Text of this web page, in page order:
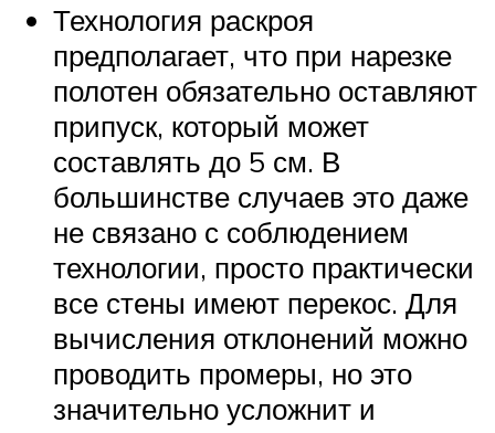
Технология раскроя
предполагает, что при нарезке
полотен обязательно оставляют
припуск, который может
составлять до 5 см. В
большинстве случаев это даже
не связано с соблюдением
технологии, просто практически
все стены имеют перекос. Для
вычисления отклонений можно
проводить промеры, но это
значительно усложнит и